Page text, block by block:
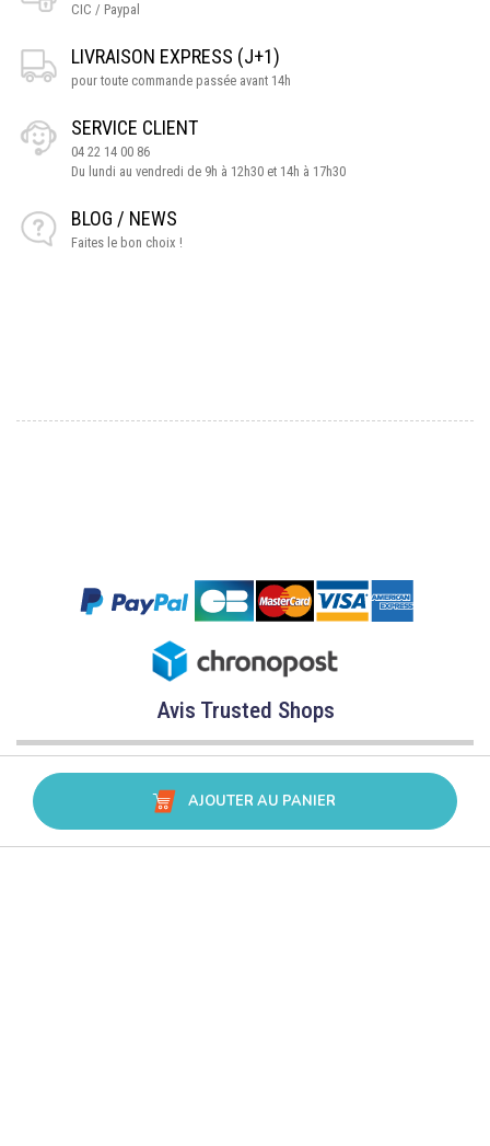
AJOUTER AU PANIER
CIC / Paypal
LIVRAISON EXPRESS (J+1)
pour toute commande passée avant 14h
SERVICE CLIENT
04 22 14 00 86
Du lundi au vendredi de 9h à 12h30 et 14h à 17h30
BLOG / NEWS
Faites le bon choix !
Avis Trusted Shops